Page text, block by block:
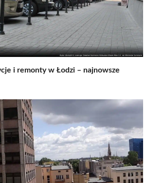
i remonty w Łodzi – najnowsze